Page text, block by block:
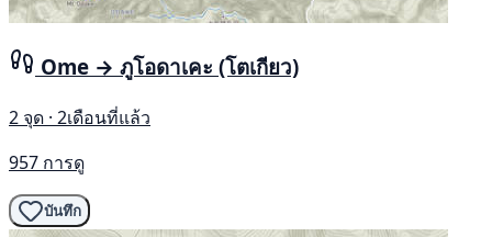
Ome → ภูโอดาเคะ (โตเกียว)
2 จุด · 2เดือนที่แล้ว
957 การดู
บันทึก